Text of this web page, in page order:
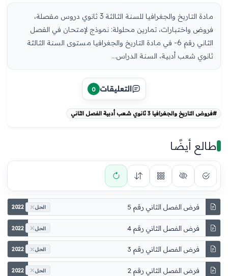
مادة التاريخ والجغرافيا للسنة الثالثة 3 ثانوي دروس مفصلة،
فروض واختبارات، تمارين محلولة: نموذج لإمتحان في الفصل
الثاني رقم 6- في مادة التاريخ والجغرافيا مستوى السنة الثالثة
ثانوي شعب أدبية، السنة الدراس...
التعليقات 0
#فروض التاريخ والجغرافيا 3 ثانوي شعب أدبية الفصل الثاني
طالع أيضًا
فرض الفصل الثاني رقم 5 2022 الحل
فرض الفصل الثاني رقم 4 2022 الحل
فرض الفصل الثاني رقم 3 2022 الحل
فرض الفصل الثاني رقم 2 2022 الحل